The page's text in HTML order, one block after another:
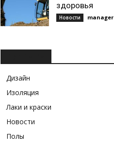
здоровья
Новости manager
Дизайн
Изоляция
Лаки и краски
Новости
Полы